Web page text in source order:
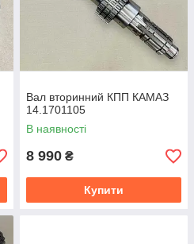
Вал вторинний КПП КАМАЗ
14.1701105
В наявності
8 990 ₴
Купити